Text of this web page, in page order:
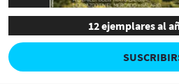
12 ejemplares al